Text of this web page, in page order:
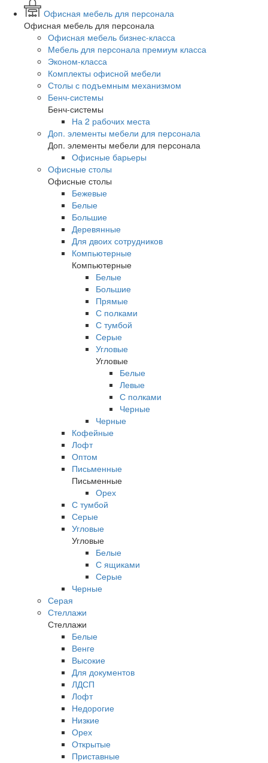
Офисная мебель для персонала
Офисная мебель для персонала
Офисная мебель бизнес-класса
Мебель для персонала премиум класса
Эконом-класса
Комплекты офисной мебели
Столы с подъемным механизмом
Бенч-системы
Бенч-системы
На 2 рабочих места
Доп. элементы мебели для персонала
Доп. элементы мебели для персонала
Офисные барьеры
Офисные столы
Офисные столы
Бежевые
Белые
Большие
Деревянные
Для двоих сотрудников
Компьютерные
Компьютерные
Белые
Большие
Прямые
С полками
С тумбой
Серые
Угловые
Угловые
Белые
Левые
С полками
Черные
Черные
Кофейные
Лофт
Оптом
Письменные
Письменные
Орех
С тумбой
Серые
Угловые
Угловые
Белые
С ящиками
Серые
Черные
Серая
Стеллажи
Стеллажи
Белые
Венге
Высокие
Для документов
ЛДСП
Лофт
Недорогие
Низкие
Орех
Открытые
Приставные